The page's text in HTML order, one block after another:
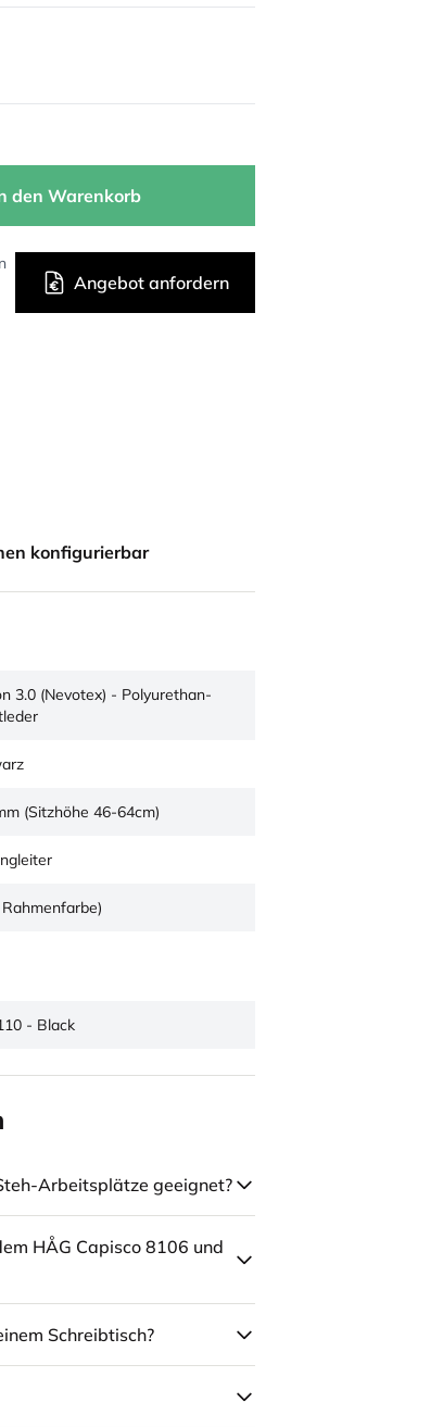
den Warenkorb
Angebot anfordern
konfigurierbar
3.0 (Nevotex) - Polyurethan-
(Sitzhöhe 46-64cm)
Rahmenfarbe)
- Black
Arbeitsplätze geeignet?
HÅG Capisco 8106 und
Schreibtisch?